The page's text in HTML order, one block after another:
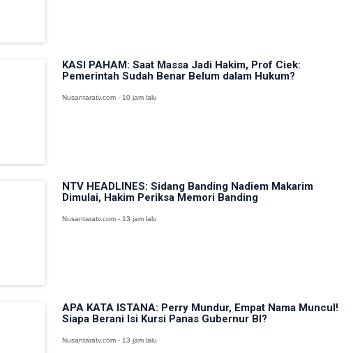
KASI PAHAM: Saat Massa Jadi Hakim, Prof Ciek:
Pemerintah Sudah Benar Belum dalam Hukum?
Nusantaratv.com - 10 jam lalu
NTV HEADLINES: Sidang Banding Nadiem Makarim
Dimulai, Hakim Periksa Memori Banding
Nusantaratv.com - 13 jam lalu
APA KATA ISTANA: Perry Mundur, Empat Nama Muncul!
Siapa Berani Isi Kursi Panas Gubernur BI?
Nusantaratv.com - 13 jam lalu